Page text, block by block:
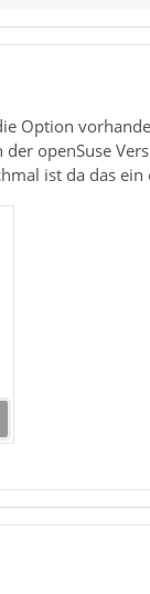
Option
openSuse
ist da das ein